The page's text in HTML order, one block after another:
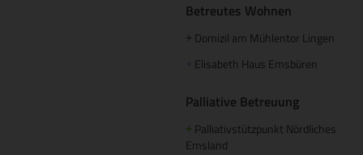
Betreutes Wohnen
Domizil am Mühlentor Lingen
Elisabeth Haus Emsbüren
Palliative Betreuung
+ Palliativstützpunkt Nördliches
Emsland